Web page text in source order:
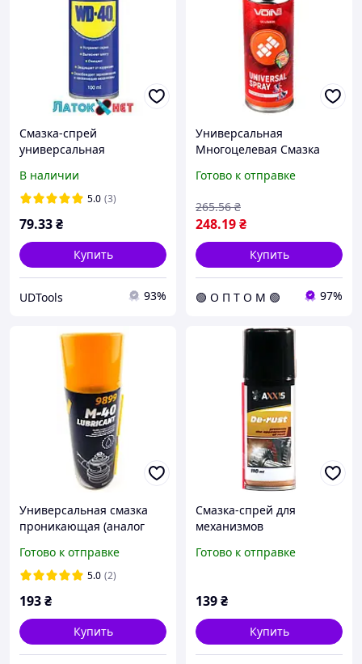
Смазка-спрей
универсальная
мл
В наличии
5.0 (3)
79.33₴
Купить
UDTools 93%
Универсальная
Многоцелевая Смазка
Мультиспрей Аэрозоль
Готово к отправке
248.19₴
265.56 ₴
Купить
🟢 О П Т О М 🟢 97%
Универсальная смазка
проникающая (аналог
жидкий ключ) MANNOL
(9899) 450мл
Готово к отправке
5.0 (2)
193₴
Купить
Смазка-спрей для
механизмов
WD-40 AXXIS 110мл VSB-
Готово к отправке
139₴
Купить